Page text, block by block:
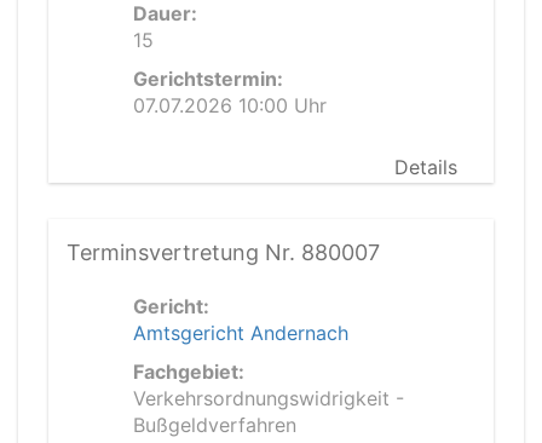
Dauer:
15
Gerichtstermin:
07.07.2026 10:00 Uhr
Details
Terminsvertretung Nr. 880007
Gericht:
Amtsgericht Andernach
Fachgebiet:
Verkehrsordnungswidrigkeit -
Bußgeldverfahren